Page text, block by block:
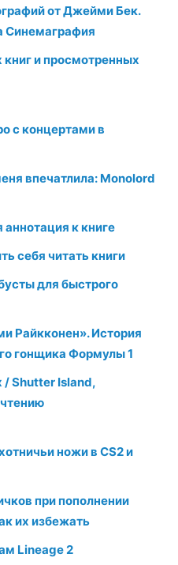
от Джейми Бек.
Синемаграфия
и просмотренных
с концертами в
впечатлила: Monolord
к книге
себя читать книги
для быстрого
Райкконен». История
гонщика Формулы 1
/ Shutter Island,
ножи в CS2 и
при пополнении
их избежать
Lineage 2